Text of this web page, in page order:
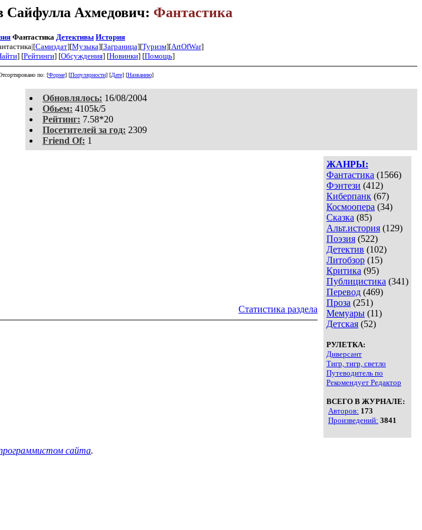
Сайфулла Ахмедович: Фантастика
Фантастика Детективы История
Самиздат][Музыка][Заграница][Туризм][ArtOfWar]
] [Рейтинги] [Обсуждения] [Новинки] [Помощь]
по: [Форме] [Популярности] [Дате] [Названию]
Обновлялось: 16/08/2004
Обьем: 4105k/5
Рейтинг: 7.58*20
Посетителей за год: 2309
Friend Of: 1
ЖАНРЫ:
Фантастика (1566)
Фэнтези (412)
Киберпанк (67)
Космоопера (34)
Сказка (85)
Альт.история (129)
Поэзия (522)
Детектив (102)
Литобзор (15)
Критика (95)
Публицистика (341)
Перевод (469)
Проза (251)
Мемуары (11)
Детская (52)
РУЛЕТКА:
Диверсант
Тигр, тигр, светло
Путеводитель по
Рекомендует Редактор
ВСЕГО В ЖУРНАЛЕ:
Авторов: 173
Произведений: 3841
Статистика раздела
сайта.